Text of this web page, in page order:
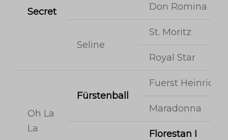
Secret
Don Romina
Seline
St. Moritz
Royal Star
Oh La
La
Fürstenball
Fuerst Heinrich
Maradonna
Florestan I